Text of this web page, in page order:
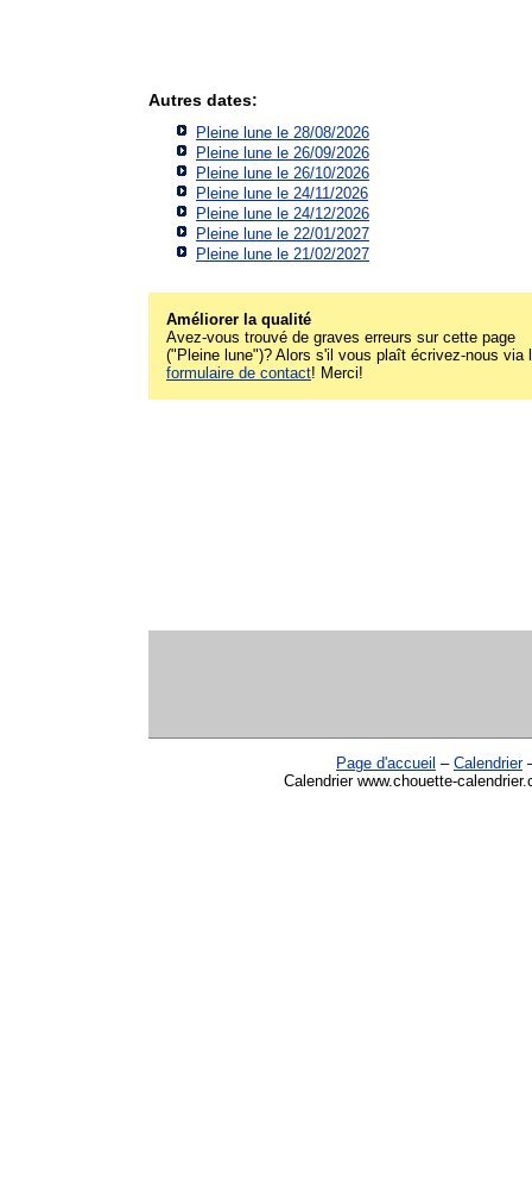
Autres dates:
Pleine lune le 28/08/2026
Pleine lune le 26/09/2026
Pleine lune le 26/10/2026
Pleine lune le 24/11/2026
Pleine lune le 24/12/2026
Pleine lune le 22/01/2027
Pleine lune le 21/02/2027
Améliorer la qualité
Avez-vous trouvé de graves erreurs sur cette page
("Pleine lune")? Alors s'il vous plaît écrivez-nous via
formulaire de contact! Merci!
Page d'accueil – Calendrier
Calendrier www.chouette-